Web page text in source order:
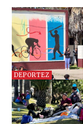
DEPORTEZ